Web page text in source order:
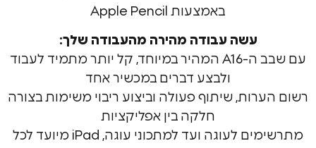
באמצעות Apple Pencil
עשה עבודה מהירה מהעבודה שלך:
עם שבב ה-A16 המהיר במיוחד, קל יותר מתמיד לעבוד
ולבצע דברים במכשיר אחד
שיתוף פעולה וביצוע ריבוי משימות בצורה
חלקה בין אפליקציות
מתרשימים לעוגה ועד למתכוני עוגה, iPad מיועד לכל